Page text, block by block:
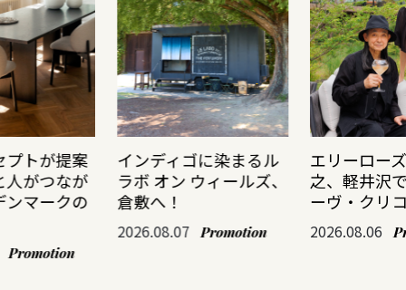
プトが提案
人がつなが
ンマークの
Promotion
インディゴに染まるル
ラボ オン ウィールズ、
倉敷へ！
2026.08.07 Promotion
エリーロー
之、軽井沢
ーヴ・クリ
2026.08.06